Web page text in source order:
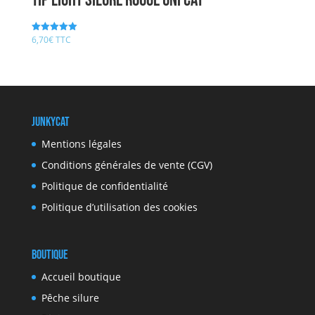
Note
6,70€TTC
JunkyCat
Mentions légales
Conditions générales de vente (CGV)
Politique de confidentialité
Politique d’utilisation des cookies
Boutique
Accueil boutique
Pêche silure